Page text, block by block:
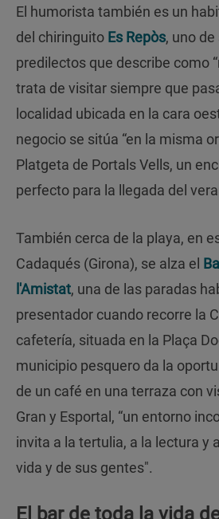
El humorista también es un
del chiringuito Es Repòs, uno
predilectos que describe como
trata de visitar siempre que
localidad ubicada en la cara
negocio se sitúa “en la misma
Platgeta de Portals Vells, un
perfecto para la llegada del
También cerca de la playa, en
Cadaqués (Girona), se alza el
l'Amistat, una de las paradas
presentador cuando recorre la
cafetería, situada en la Plaça
municipio pesquero da la
de un café en una terraza con
Gran y Esportal, “un entorno
invita a la tertulia, a la lectura y
vida y de sus gentes".
El bar de toda la vida